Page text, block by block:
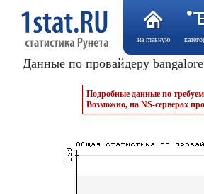
на главную
Данные по провайдеру
Подробные данные по
Возможно, на NS-серверах